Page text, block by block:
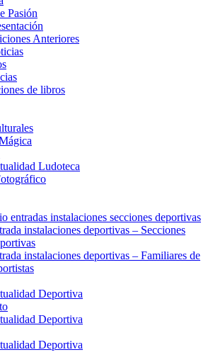
Pasión
Anteriores
de libros
Ludoteca
entradas instalaciones secciones deportivas
instalaciones deportivas – Secciones
instalaciones deportivas – Familiares de
Deportiva
Deportiva
Deportiva